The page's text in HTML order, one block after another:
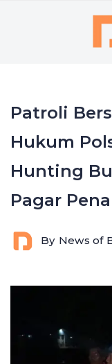
Patroli
Hukum
Hunting
Pagar
By News of